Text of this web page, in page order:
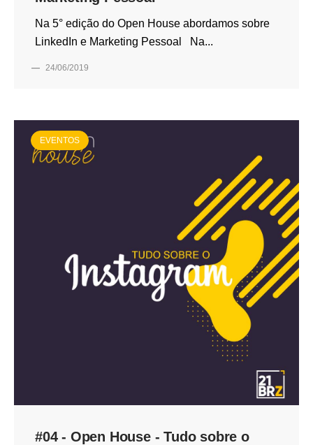
Na 5° edição do Open House abordamos sobre
LinkedIn e Marketing Pessoal Na...
— 24/06/2019
EVENTOS
#04 - Open House - Tudo sobre o